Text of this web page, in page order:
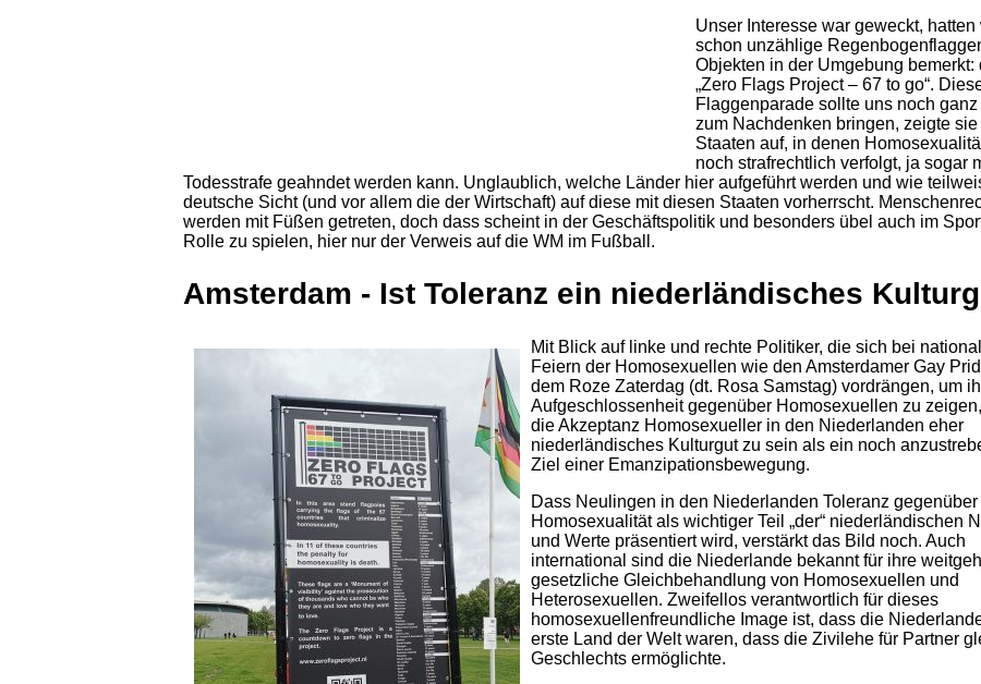
Unser Interesse war geweckt, hatten
schon unzählige
Objekten in der Umgebung bemerkt:
„Zero Flags Project – 67 to go“.
Flaggenparade sollte uns noch
zum Nachdenken bringen, zeigte
Staaten auf, in denen
noch strafrechtlich verfolgt, ja sogar
Todesstrafe geahndet werden kann. Unglaublich, welche Länder hier aufgeführt werden und wie
deutsche Sicht (und vor allem die der Wirtschaft) auf diese mit diesen Staaten vorherrscht.
werden mit Füßen getreten, doch dass scheint in der Geschäftspolitik und besonders übel auch im
Rolle zu spielen, hier nur der Verweis auf die WM im Fußball.
Amsterdam - Ist Toleranz ein niederländisches
Mit Blick auf linke und rechte Politiker, die sich bei
Feiern der Homosexuellen wie den Amsterdamer Gay
dem Roze Zaterdag (dt. Rosa Samstag) vordrängen, um
Aufgeschlossenheit gegenüber Homosexuellen zu
die Akzeptanz Homosexueller in den Niederlanden eher
niederländisches Kulturgut zu sein als ein noch
Ziel einer Emanzipationsbewegung.
Dass Neulingen in den Niederlanden Toleranz gegenüber
Homosexualität als wichtiger Teil „der“ niederländischen
und Werte präsentiert wird, verstärkt das Bild noch. Auch
international sind die Niederlande bekannt für ihre
gesetzliche Gleichbehandlung von Homosexuellen und
Heterosexuellen. Zweifellos verantwortlich für dieses
homosexuellenfreundliche Image ist, dass die
erste Land der Welt waren, dass die Zivilehe für Partner
Geschlechts ermöglichte.